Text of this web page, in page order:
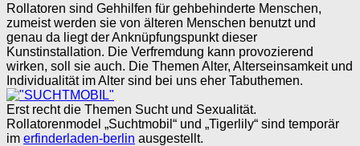
Rollatoren sind Gehhilfen für gehbehinderte Menschen,
zumeist werden sie von älteren Menschen benutzt und
genau da liegt der Anknüpfungspunkt dieser
Kunstinstallation. Die Verfremdung kann provozierend
wirken, soll sie auch. Die Themen Alter, Alterseinsamkeit und
Individualität im Alter sind bei uns eher Tabuthemen.
Erst recht die Themen Sucht und Sexualität.
Rollatorenmodel „Suchtmobil“ und „Tigerlily“ sind temporär
im erfinderladen-berlin ausgestellt.